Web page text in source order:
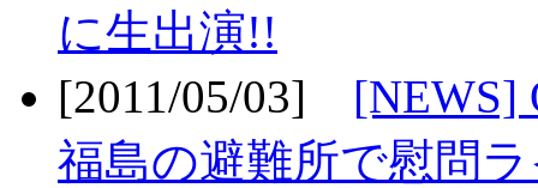
に生出演!!
[2011/05/03] [NEWS]
福島の避難所で慰問